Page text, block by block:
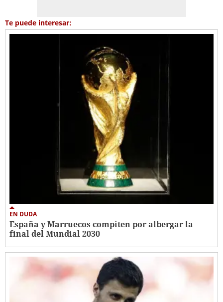
Te puede interesar:
EN DUDA
España y Marruecos compiten por albergar la
final del Mundial 2030